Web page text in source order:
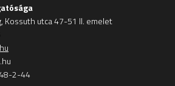
Kossuth utca 47-51 II. emelet
2-44